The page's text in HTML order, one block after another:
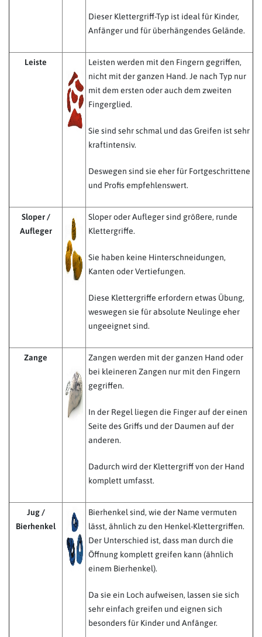
Dieser Klettergriff-Typ ist ideal für Kinder,
Anfänger und für überhängendes Gelände.
Leiste
Leisten werden mit den Fingern gegriffen,
nicht mit der ganzen Hand. Je nach Typ nur
mit dem ersten oder auch dem zweiten
Fingerglied.
Sie sind sehr schmal und das Greifen ist sehr
kraftintensiv.
Deswegen sind sie eher für Fortgeschrittene
und Profis empfehlenswert.
Sloper /
Aufleger
Sloper oder Aufleger sind größere, runde
Klettergriffe.
Sie haben keine Hinterschneidungen,
Kanten oder Vertiefungen.
Diese Klettergriffe erfordern etwas Übung,
weswegen sie für absolute Neulinge eher
ungeeignet sind.
Zange
Zangen werden mit der ganzen Hand oder
bei kleineren Zangen nur mit den Fingern
gegriffen.
In der Regel liegen die Finger auf der einen
Seite des Griffs und der Daumen auf der
anderen.
Dadurch wird der Klettergriff von der Hand
komplett umfasst.
Jug /
Bierhenkel
Bierhenkel sind, wie der Name vermuten
lässt, ähnlich zu den Henkel-Klettergriffen.
Der Unterschied ist, dass man durch die
Öffnung komplett greifen kann (ähnlich
einem Bierhenkel).
Da sie ein Loch aufweisen, lassen sie sich
sehr einfach greifen und eignen sich
besonders für Kinder und Anfänger.